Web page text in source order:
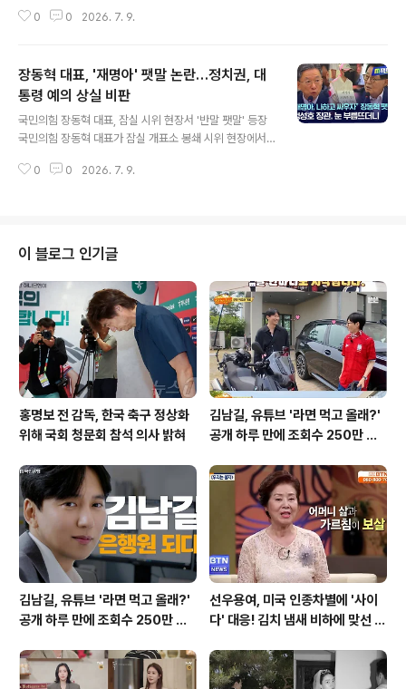
이 심해지자 수의사의 결정으로 안락사 약물이 투여되었습
이는 최근 뒷다리 기능 저하와 보행 장애를 겪으며 건강이
급격히 악화되었습니다. 전문 수의사들은 척추 신경 감압
술 등 치료를 준비했으나, 마취 후 회복이 어렵다고 판단하
여 안타까운 결정을 내렸습니다. 수의사는 이러한 결정이
임을 밝혔습니다. 청주동물원의 호랑이 시대 마감과 추모
0 0 2026. 7. 9.
장동혁 대표, '재명아' 팻말 논란…정치권, 대
통령 예의 상실 비판
국민의힘 장동혁 대표, 잠실 시위 현장서 '반말 팻말' 등장
국민의힘 장동혁 대표가 잠실 개표소 봉쇄 시위 현장에서
말을 들었습니다. 이 팻말은 최근 야구 경기에서 5·18 민주
다. 박지원·정성호, 장 대표 행동에 '최소한의 예의 상실' 질
타더불어민주당 박지원 의원은 국회 법제사법위원회에서
장 대표의 팻말을 언급하며 대통령에 대한 예우는 지켜야
한다고 비판했습니다. 박 의원은 현직 대통령에 대한 제1야
당 대표의 부적절한 행동에 대해 공권력의 표시가 필요하
다고 강조했습니다. 정성호 ..
0 0 2026. 7. 9.
이 블로그 인기글
홍명보 전 감독, 한국 축구 정상화
위해 국회 청문회 참석 의사 밝혀
김남길, 유튜브 '라면 먹고 올래?'
공개 하루 만에 조회수 250만 돌
김남길, 유튜브 '라면 먹고 올래?'
공개 하루 만에 조회수 250만 돌
선우용여, 미국 인종차별에 '사이
다' 대응! 김치 냄새 비하에 맞선 통